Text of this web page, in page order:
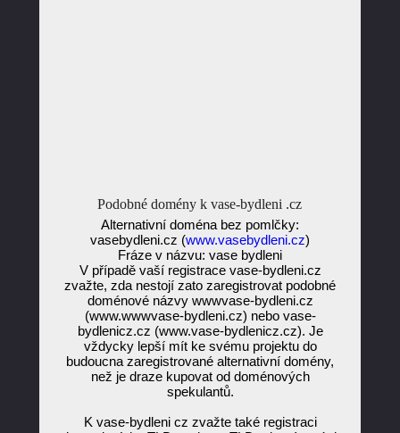
Podobné domény k vase-bydleni .cz
Alternativní doména bez pomlčky:
vasebydleni.cz (www.vasebydleni.cz)
Fráze v názvu: vase bydleni
V případě vaší registrace vase-bydleni.cz
zvažte, zda nestojí zato zaregistrovat podobné
doménové názvy wwwvase-bydleni.cz
(www.wwwvase-bydleni.cz) nebo vase-
bydlenicz.cz (www.vase-bydlenicz.cz). Je
vždycky lepší mít ke svému projektu do
budoucna zaregistrované alternativní domény,
než je draze kupovat od doménových
spekulantů.
K vase-bydleni cz zvažte také registraci